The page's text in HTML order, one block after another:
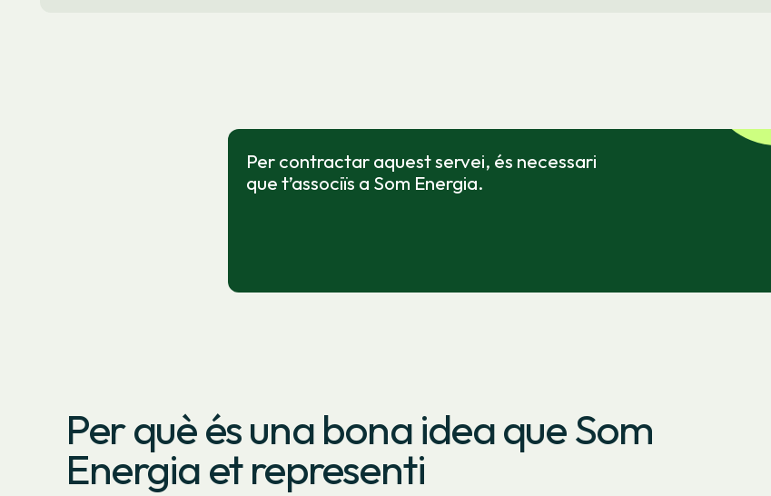
Per contractar aquest servei, és necessari
que t’associïs a Som Energia.
Per què és una bona idea que Som
Energia et representi